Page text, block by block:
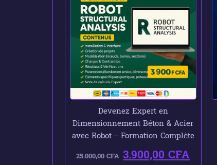
Devenez Expert en
Dimensionnement Béton & Acier
avec Robot – Formation Complète
25.000,00CFA 3.900,00CFA